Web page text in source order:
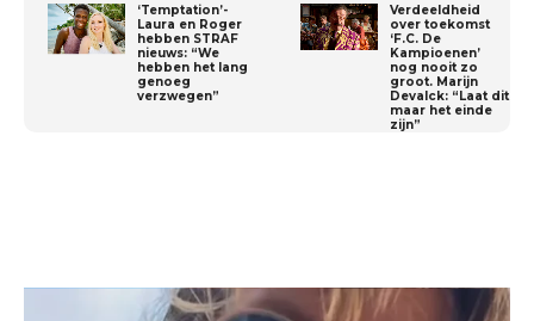
‘Temptation’-
Laura en Roger
hebben STRAF
nieuws: “We
hebben het lang
genoeg
verzwegen”
Verdeeldheid
over toekomst
‘F.C. De
Kampioenen’
nog nooit zo
groot. Marijn
Devalck: “Laat dit
maar het einde
zijn”